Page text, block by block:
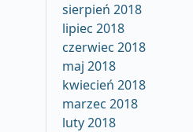
sierpień 2018
lipiec 2018
czerwiec 2018
maj 2018
kwiecień 2018
marzec 2018
luty 2018